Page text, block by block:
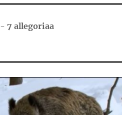
-7 allegoriaa